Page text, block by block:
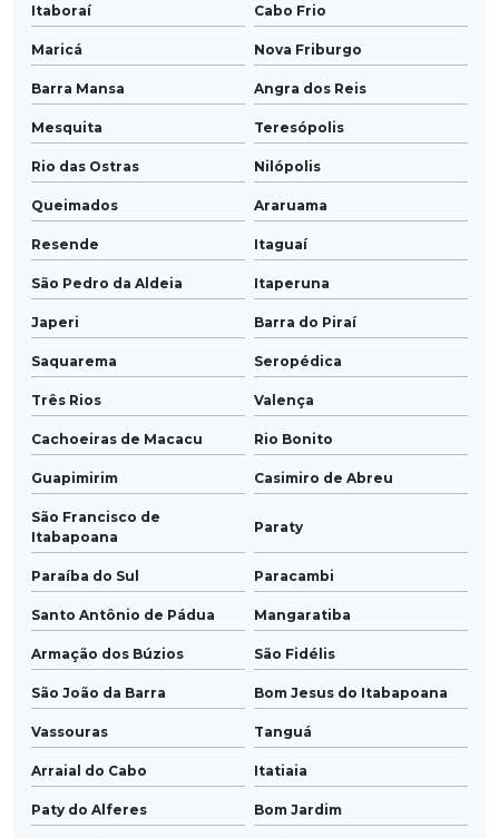
Itaboraí Cabo Frio
Maricá Nova Friburgo
Barra Mansa Angra dos Reis
Mesquita Teresópolis
Rio das Ostras Nilópolis
Queimados Araruama
Resende Itaguaí
São Pedro da Aldeia Itaperuna
Japeri Barra do Piraí
Saquarema Seropédica
Três Rios Valença
Cachoeiras de Macacu Rio Bonito
Guapimirim Casimiro de Abreu
São Francisco de
Itabapoana
Paraty
Paraíba do Sul Paracambi
Santo Antônio de Pádua Mangaratiba
Armação dos Búzios São Fidélis
São João da Barra Bom Jesus do Itabapoana
Vassouras Tanguá
Arraial do Cabo Itatiaia
Paty do Alferes Bom Jardim